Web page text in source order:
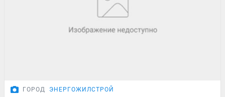
ГОРОД ЭНЕРГОЖИЛСТРОЙ